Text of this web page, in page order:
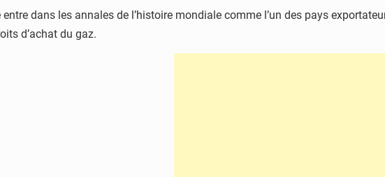
dans les annales de l’histoire mondiale comme l’un des pays
d’achat du gaz.